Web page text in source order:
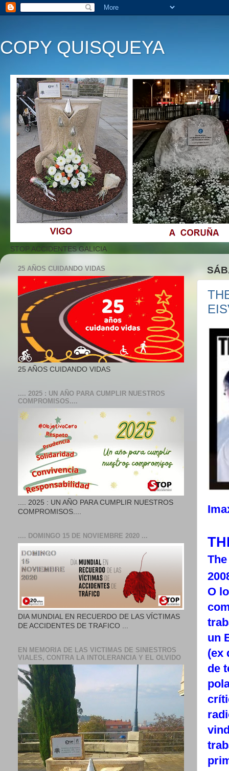
COPY QUISQUEYA
STOP ACCIDENTES GALICIA
O
un
(ex
de
25 AÑOS CUIDANDO VIDAS
25 AÑOS CUIDANDO VIDAS
.... 2025 : UN AÑO PARA CUMPLIR NUESTROS
COMPROMISOS....
.... 2025 : UN AÑO PARA CUMPLIR NUESTROS
COMPROMISOS....
.... DOMINGO 15 DE NOVIEMBRE 2020 ...
DIA MUNDIAL EN RECUERDO DE LAS VÍCTIMAS
DE ACCIDENTES DE TRAFICO ...
EN MEMORIA DE LAS VICTIMAS DE SINIESTROS
VIALES, CONTRA LA INTOLERANCIA Y EL OLVIDO